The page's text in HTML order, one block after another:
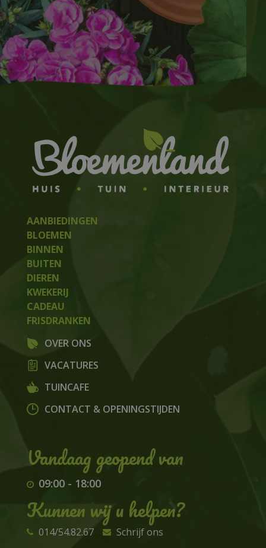
AANBIEDINGEN
BLOEMEN
BINNEN
BUITEN
DIEREN
KWEKERIJ
CADEAU
FRISDRANKEN
OVER ONS
VACATURES
TUINCAFE
CONTACT & OPENINGSTIJDEN
09:00- 18:00
Kunnen wij u helpen?
014/54.82.67 Schrijf ons